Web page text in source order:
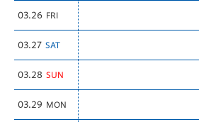
03.26 FRI
03.27 SAT
03.28 SUN
03.29 MON